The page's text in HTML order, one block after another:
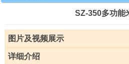
SZ-350多功能
图片及视频展示
详细介绍